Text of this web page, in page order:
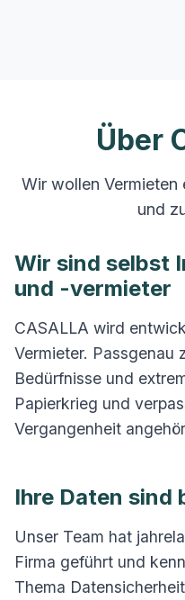
Über
Wir wollen
und
Wir sind selbst
und -vermieter
CASALLA wird
Vermieter. Passgenau
Bedürfnisse und
Papierkrieg und
Vergangenheit
Ihre Daten sind
Unser Team hat
Firma geführt und
Thema